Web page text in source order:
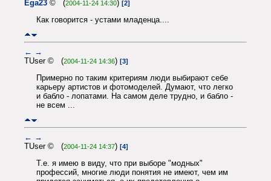
Ega23 © (2004-11-24 14:30) [2]
Как говорится - устами младенца....
← →
TUser © (2004-11-24 14:36) [3]
Примерно по таким критериям люди выбирают себе
карьеру артистов и фотомоделей. Думают, что легко
и бабло - лопатами. На самом деле трудно, и бабло -
не всем ...
← →
TUser © (2004-11-24 14:37) [4]
Т.е. я имею в виду, что при выборе "модных"
профессий, многие люди понятия не имеют, чем им